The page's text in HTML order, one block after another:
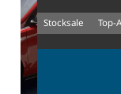
Stocksale